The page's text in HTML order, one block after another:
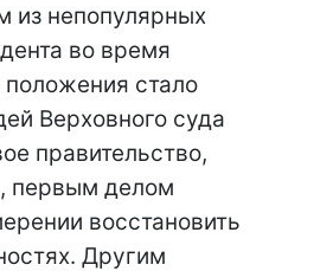
из непопулярных
во время
положения стало
Верховного суда
правительство,
первым делом
восстановить
Другим